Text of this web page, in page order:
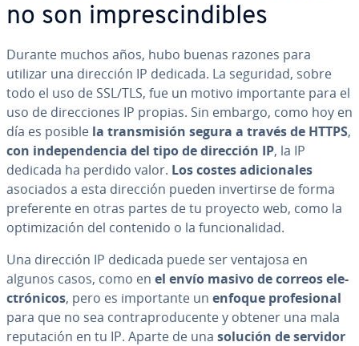
no son im­pre­s­ci­n­di­bles
Durante muchos años, hubo buenas razones para
utilizar una dirección IP dedicada. La seguridad, sobre
todo el uso de SSL/TLS, fue un motivo im­po­r­ta­n­te para el
uso de di­re­c­cio­nes IP propias. Sin embargo, como hoy en
día es posible la tra­n­s­mi­sión segura a través de HTTPS,
con in­de­pe­n­de­n­cia del tipo de dirección IP, la IP
dedicada ha perdido valor. Los costes adi­cio­na­les
asociados a esta dirección pueden in­ve­r­ti­r­se de forma
pre­fe­re­n­te en otras partes de tu proyecto web, como la
op­ti­mi­za­ción del contenido o la fu­n­cio­na­li­dad.
Una dirección IP dedicada puede ser ventajosa en
algunos casos, como en el envío masivo de correos ele­
c­tró­ni­cos, pero es im­po­r­ta­n­te un enfoque pro­fe­sio­nal
para que no sea co­n­tra­pro­du­ce­n­te y obtener una mala
repu­tación en tu IP. Aparte de una solución de servidor